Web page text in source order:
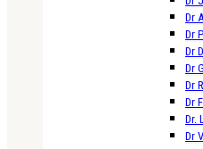
Dr
Dr
Dr
Dr
Dr
Dr
Dr.
Dr